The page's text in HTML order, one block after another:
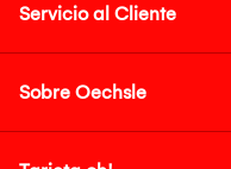
Servicio al Cliente
Sobre Oechsle